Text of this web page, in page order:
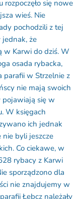
wieś. Nie
pochodzili z tej
że
w Karwi do dziś. W
osada rybacka,
parafii w Strzelnie z
nie mają swoich
pojawiają się w
W księgach
ich jednak
nie byli jeszcze
Co ciekawe, w
rybacy z Karwi
sporządzono dla
nie znajdujemy w
Łebcz należały